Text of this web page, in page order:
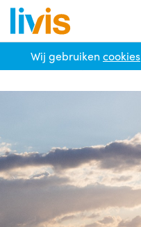
Wij gebruiken cookies
Locaties Dronten